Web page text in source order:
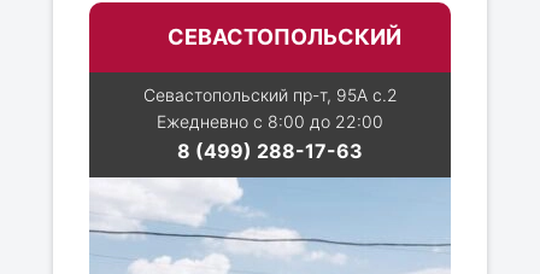
СЕВАСТОПОЛЬСКИЙ
Севастопольский пр-т, 95А с.2
Ежедневно с 8:00 до 22:00
8 (499) 288-17-63